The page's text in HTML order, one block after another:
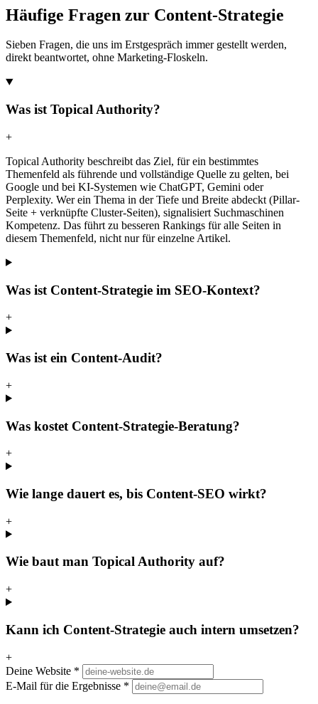
Häufige Fragen zur Content-Strategie
Sieben Fragen, die uns im Erstgespräch immer gestellt werden,
direkt beantwortet, ohne Marketing-Floskeln.
Was ist Topical Authority?
+
Topical Authority beschreibt das Ziel, für ein bestimmtes
Themenfeld als führende und vollständige Quelle zu gelten, bei
Google und bei KI-Systemen wie ChatGPT, Gemini oder
Perplexity. Wer ein Thema in der Tiefe und Breite abdeckt (Pillar-
Seite + verknüpfte Cluster-Seiten), signalisiert Suchmaschinen
Kompetenz. Das führt zu besseren Rankings für alle Seiten in
diesem Themenfeld, nicht nur für einzelne Artikel.
Was ist Content-Strategie im SEO-Kontext?
+
Was ist ein Content-Audit?
+
Was kostet Content-Strategie-Beratung?
+
Wie lange dauert es, bis Content-SEO wirkt?
+
Wie baut man Topical Authority auf?
+
Kann ich Content-Strategie auch intern umsetzen?
+
Deine Website *
E-Mail für die Ergebnisse *